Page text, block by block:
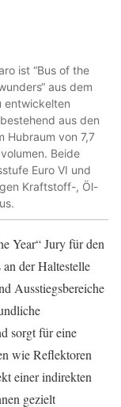
ist “Bus of the
aus dem
entwickelten
aus den
Hubraum von 7,7
Beide
Euro VI und
Kraftstoff-, Öl-
Year“ Jury für den
der Haltestelle
Ausstiegsbereiche
sorgt für eine
wie Reflektoren
einer indirekten
gezielt